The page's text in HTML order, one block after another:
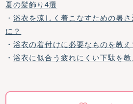
夏の髪飾り4選
・浴衣を涼しく着こなすための暑
に？
・浴衣の着付けに必要なものを教え
・浴衣に似合う疲れにくい下駄を教